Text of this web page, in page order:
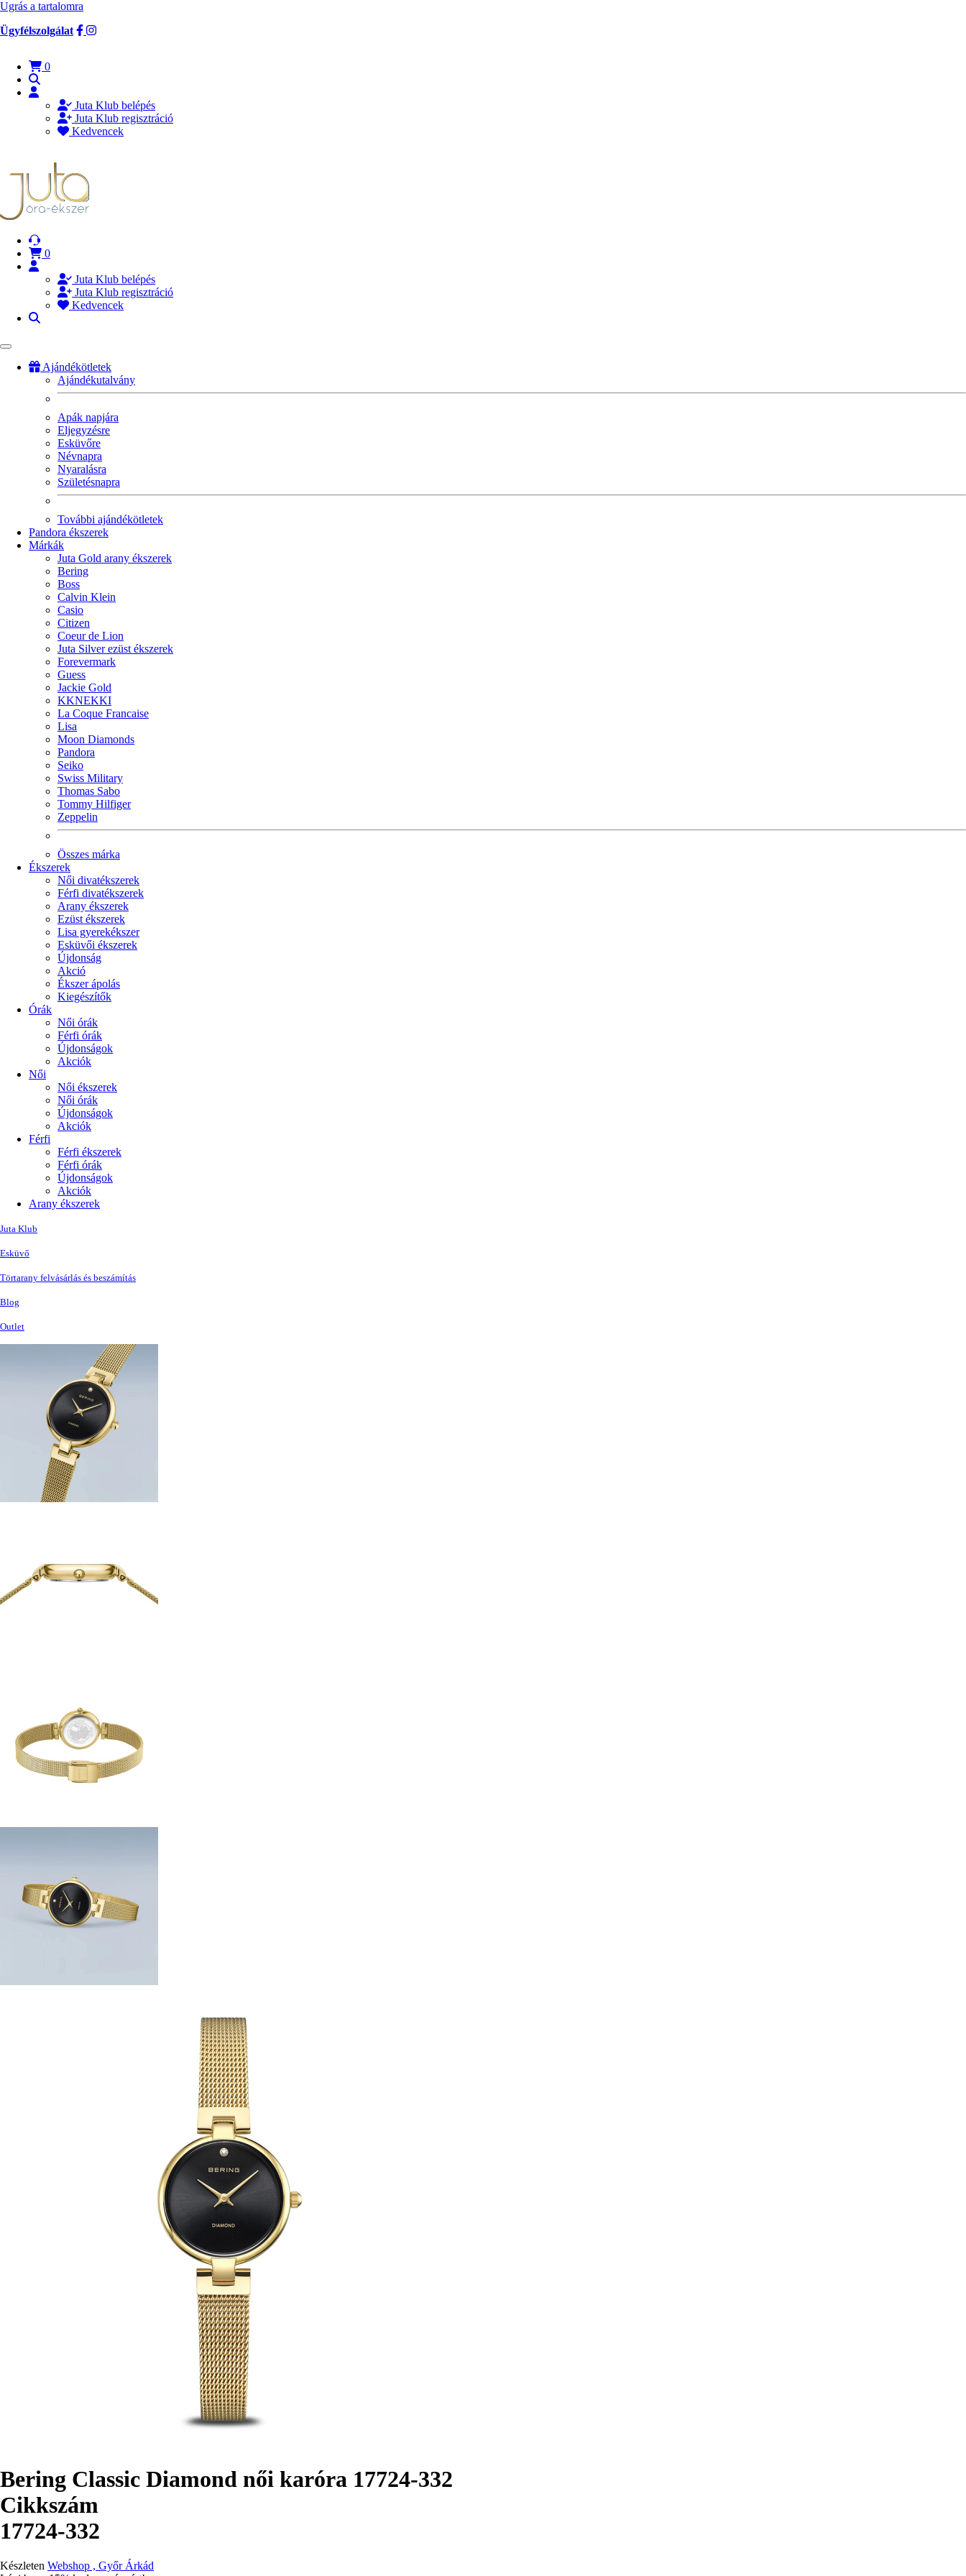
Ugrás a tartalomra
Ügyfélszolgálat
0
Juta Klub belépés
Juta Klub regisztráció
Kedvencek
0
Juta Klub belépés
Juta Klub regisztráció
Kedvencek
Ajándékötletek
Ajándékutalvány
Apák napjára
Eljegyzésre
Esküvőre
Névnapra
Nyaralásra
Születésnapra
További ajándékötletek
Pandora ékszerek
Márkák
Juta Gold arany ékszerek
Bering
Boss
Calvin Klein
Casio
Citizen
Coeur de Lion
Juta Silver ezüst ékszerek
Forevermark
Guess
Jackie Gold
KKNEKKI
La Coque Francaise
Lisa
Moon Diamonds
Pandora
Seiko
Swiss Military
Thomas Sabo
Tommy Hilfiger
Zeppelin
Összes márka
Ékszerek
Női divatékszerek
Férfi divatékszerek
Arany ékszerek
Ezüst ékszerek
Lisa gyerekékszer
Esküvői ékszerek
Újdonság
Akció
Ékszer ápolás
Kiegészítők
Órák
Női órák
Férfi órák
Újdonságok
Akciók
Női
Női ékszerek
Női órák
Újdonságok
Akciók
Férfi
Férfi ékszerek
Férfi órák
Újdonságok
Akciók
Arany ékszerek
Juta Klub
Esküvő
Törtarany felvásárlás és beszámítás
Blog
Outlet
Bering Classic Diamond női karóra 17724-332
Cikkszám
17724-332
Készleten Webshop , Győr Árkád